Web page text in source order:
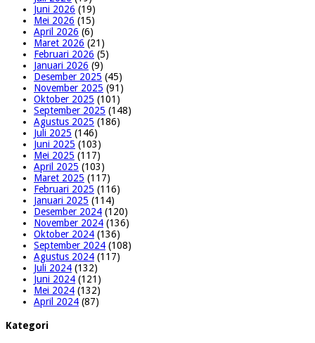
Juni 2026 (19)
Mei 2026 (15)
April 2026 (6)
Maret 2026 (21)
Februari 2026 (5)
Januari 2026 (9)
Desember 2025 (45)
November 2025 (91)
Oktober 2025 (101)
September 2025 (148)
Agustus 2025 (186)
Juli 2025 (146)
Juni 2025 (103)
Mei 2025 (117)
April 2025 (103)
Maret 2025 (117)
Februari 2025 (116)
Januari 2025 (114)
Desember 2024 (120)
November 2024 (136)
Oktober 2024 (136)
September 2024 (108)
Agustus 2024 (117)
Juli 2024 (132)
Juni 2024 (121)
Mei 2024 (132)
April 2024 (87)
Kategori